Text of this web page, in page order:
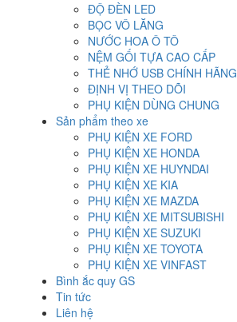
ĐỘ ĐÈN LED
BỌC VÔ LĂNG
NƯỚC HOA Ô TÔ
NỆM GỐI TỰA CAO CẤP
THẺ NHỚ USB CHÍNH HÃNG
ĐỊNH VỊ THEO DÕI
PHỤ KIỆN DÙNG CHUNG
Sản phẩm theo xe
PHỤ KIỆN XE FORD
PHỤ KIỆN XE HONDA
PHỤ KIỆN XE HUYNDAI
PHỤ KIỆN XE KIA
PHỤ KIỆN XE MAZDA
PHỤ KIỆN XE MITSUBISHI
PHỤ KIỆN XE SUZUKI
PHỤ KIỆN XE TOYOTA
PHỤ KIỆN XE VINFAST
Bình ắc quy GS
Tin tức
Liên hệ